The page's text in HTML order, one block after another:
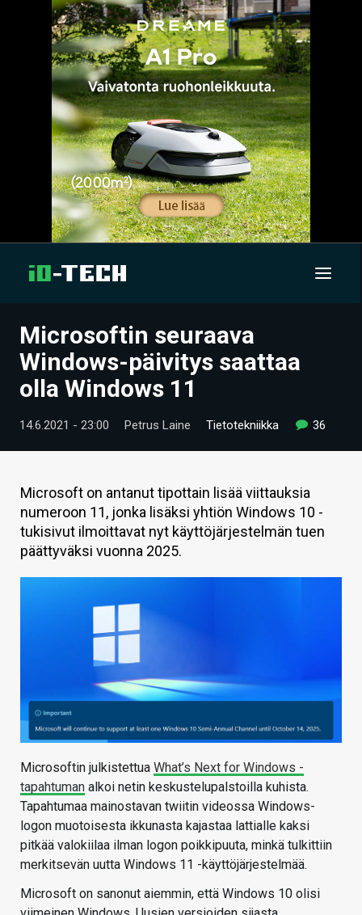
UUTISET
ARTIKKELIT
VIDEOT
TECHBBS
TIETOA
HINTA.FI
KAUPPA
Microsoftin seuraava
Windows-päivitys saattaa
olla Windows 11
14.6.2021 - 23:00 Petrus Laine Tietotekniikka 36
Microsoft on antanut tipottain lisää viittauksia
numeroon 11, jonka lisäksi yhtiön Windows 10 -
tukisivut ilmoittavat nyt käyttöjärjestelmän tuen
päättyväksi vuonna 2025.
Microsoftin julkistettua What’s Next for Windows -
tapahtuman alkoi netin keskustelupalstoilla kuhista.
Tapahtumaa mainostavan twiitin videossa Windows-
logon muotoisesta ikkunasta kajastaa lattialle kaksi
pitkää valokiilaa ilman logon poikkipuuta, minkä tulkittiin
merkitsevän uutta Windows 11 -käyttöjärjestelmää.
Microsoft on sanonut aiemmin, että Windows 10 olisi